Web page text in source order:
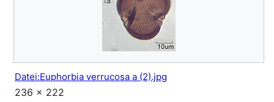
Datei:Euphorbia verrucosa a (2).jpg
236 × 222